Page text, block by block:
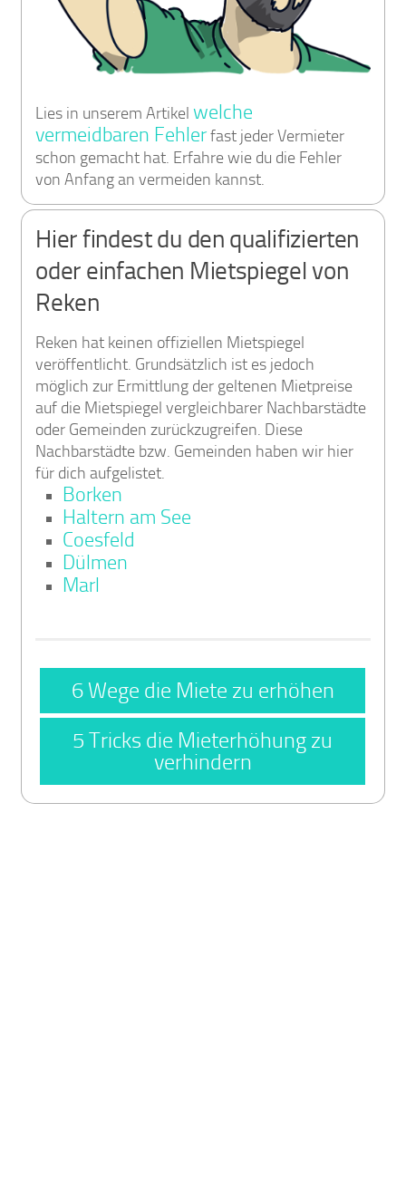
Lies in unserem Artikelwelche
vermeidbaren Fehlerfast jeder Vermieter
schon gemacht hat. Erfahre wie du die Fehler
von Anfang an vermeiden kannst.
Hier findest du den qualifizierten
oder einfachen Mietspiegel von
Reken
Reken hat keinen offiziellen Mietspiegel
veröffentlicht. Grundsätzlich ist es jedoch
möglich zur Ermittlung der geltenen Mietpreise
auf die Mietspiegel vergleichbarer Nachbarstädte
oder Gemeinden zurückzugreifen. Diese
Nachbarstädte bzw. Gemeinden haben wir hier
für dich aufgelistet.
Borken
Haltern am See
Coesfeld
Dülmen
Marl
6 Wege die Miete zu erhöhen
5 Tricks die Mieterhöhung zu
verhindern